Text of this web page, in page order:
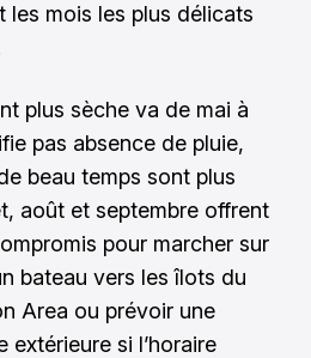
les mois les plus délicats
plus sèche va de mai à
pas absence de pluie,
beau temps sont plus
août et septembre offrent
pour marcher sur
bateau vers les îlots du
Area ou prévoir une
extérieure si l’horaire